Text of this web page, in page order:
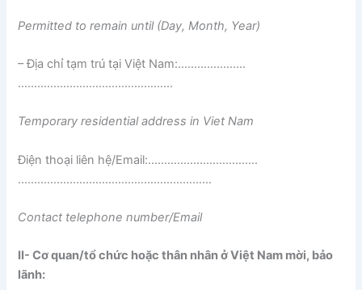
Permitted to remain until (Day, Month, Year)
– Địa chỉ tạm trú tại Việt Nam:…………………
…………………………………………
Temporary residential address in Viet Nam
Điện thoại liên hệ/Email:…………………………….
……………………………………………………
Contact telephone number/Email
II-Cơ quan/tổ chức hoặc thân nhân ở Việt Nam mời, bảo
lãnh: